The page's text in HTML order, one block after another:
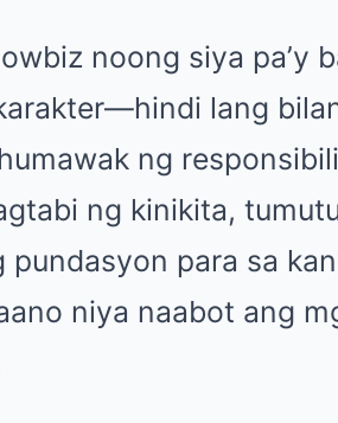
noong siya pa’y
lang
ng
ng kinikita,
pundasyon para sa
niya naabot ang